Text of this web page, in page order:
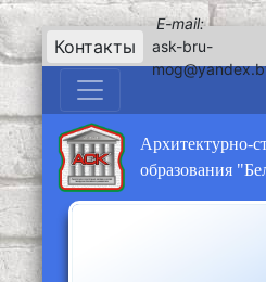
Контакты
E-mail:
ask-bru-
Архитектурно-
образования